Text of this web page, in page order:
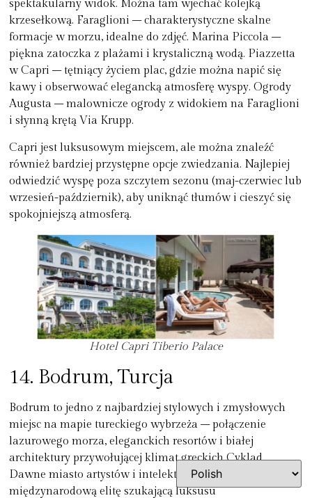
spektakularny widok. Można tam wjechać kolejką
krzesełkową. Faraglioni – charakterystyczne skalne
formacje w morzu, idealne do zdjęć. Marina Piccola –
piękna zatoczka z plażami i krystaliczną wodą. Piazzetta
w Capri – tętniący życiem plac, gdzie można napić się
kawy i obserwować elegancką atmosferę wyspy.Ogrody
Augusta – malownicze ogrody z widokiem na Faraglioni
i słynną krętą Via Krupp.
Capri jest luksusowym miejscem, ale można znaleźć
również bardziej przystępne opcje zwiedzania. Najlepiej
odwiedzić wyspę poza szczytem sezonu (maj-czerwiec lub
wrzesień-październik), aby uniknąć tłumów i cieszyć się
spokojniejszą atmosferą.
Hotel Capri Tiberio Palace
14. Bodrum, Turcja
Bodrum to jedno z najbardziej stylowych i zmysłowych
miejsc na mapie tureckiego wybrzeża – połączenie
lazurowego morza, eleganckich resortów i białej
architektury przywołującej klimat greckich Cyklad.
Dawne miasto artystów i intelektualistów dziś przyciąga
międzynarodową elitę szukającą luksusu